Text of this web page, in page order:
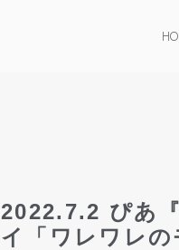
2022.7.2 ぴあ
イ「ワレワレの